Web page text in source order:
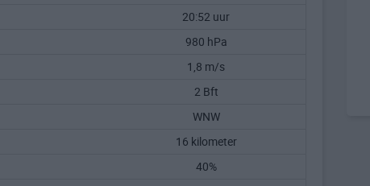
20:52 uur
980 hPa
1,8 m/s
2 Bft
WNW
16 kilometer
40%